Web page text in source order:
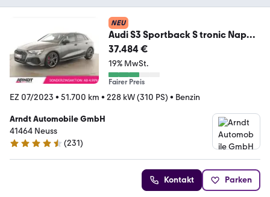
NEU
Audi S3 Sportback S tronic Nappa
LED Pano Nav SHZ Kam
37.484 €
19% MwSt.
Fairer Preis
EZ 07/2023 • 51.700 km • 228 kW (310 PS) • Benzin
Arndt Automobile GmbH
41464 Neuss
4.3 Sterne
(231)
Kontakt Parken